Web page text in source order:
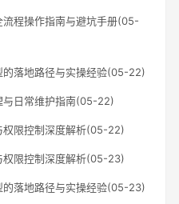
流程操作指南与避坑手册(05-
的落地路径与实操经验(05-22)
与日常维护指南(05-22)
权限控制深度解析(05-22)
权限控制深度解析(05-23)
的落地路径与实操经验(05-23)